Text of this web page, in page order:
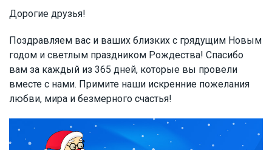
Дорогие друзья!
Поздравляем вас и ваших близких с грядущим Новым
годом и светлым праздником Рождества! Спасибо
вам за каждый из 365 дней, которые вы провели
вместе с нами. Примите наши искренние пожелания
любви, мира и безмерного счастья!